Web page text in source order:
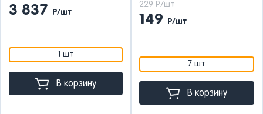
3 837 Р/шт
1 шт
В корзину
229 Р/шт
149 Р/шт
7 шт
В корзину